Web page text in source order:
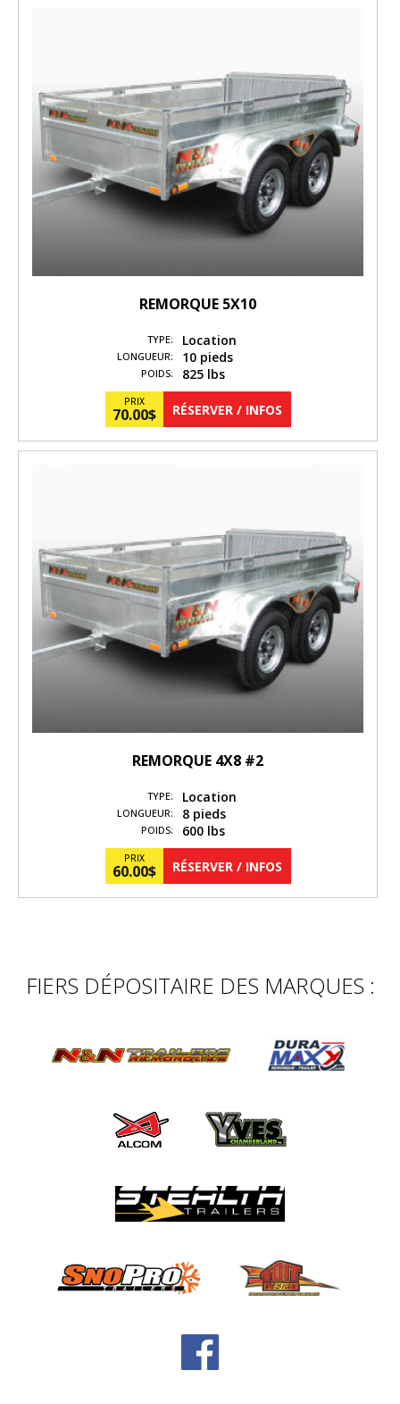
REMORQUE 5X10
TYPE: Location
LONGUEUR: 10 pieds
POIDS: 825 lbs
PRIX
70.00$ RÉSERVER / INFOS
REMORQUE 4X8 #2
TYPE: Location
LONGUEUR: 8 pieds
POIDS: 600 lbs
PRIX
60.00$ RÉSERVER / INFOS
FIERS DÉPOSITAIRE DES MARQUES :